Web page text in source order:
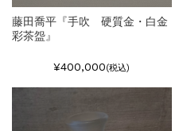
藤田喬平『手吹 硬質金・白金
彩茶盌』
¥400,000(税込)